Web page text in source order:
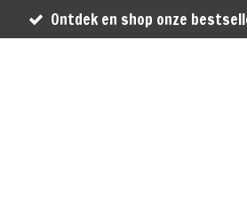
Ontdek en shop onze